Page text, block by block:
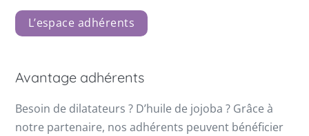
L’espace adhérents
Avantage adhérents
Besoin de dilatateurs ? D’huile de jojoba ? Grâce à
notre partenaire, nos adhérents peuvent bénéficier